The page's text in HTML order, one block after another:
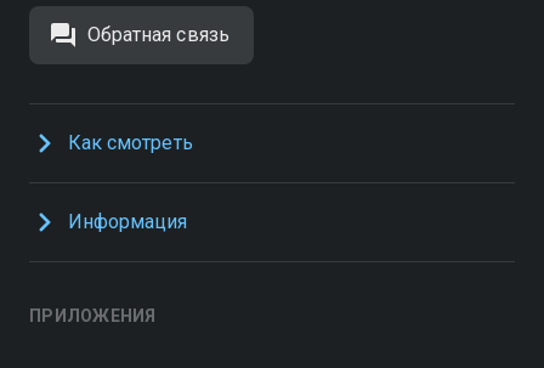
Обратная связь
Как смотреть
Информация
ПРИЛОЖЕНИЯ